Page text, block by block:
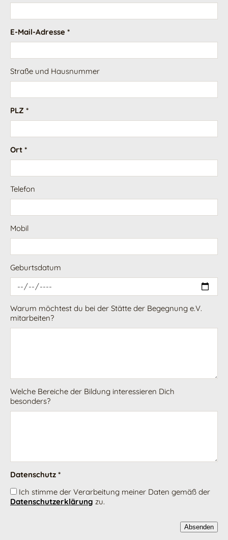
E-Mail-Adresse *
Straße und Hausnummer
PLZ *
Ort *
Telefon
Mobil
Geburtsdatum
Warum möchtest du bei der Stätte der Begegnung e.V.
mitarbeiten?
Welche Bereiche der Bildung interessieren Dich
besonders?
Datenschutz *
Ich stimme der Verarbeitung meiner Daten gemäß der
Datenschutzerklärung zu.